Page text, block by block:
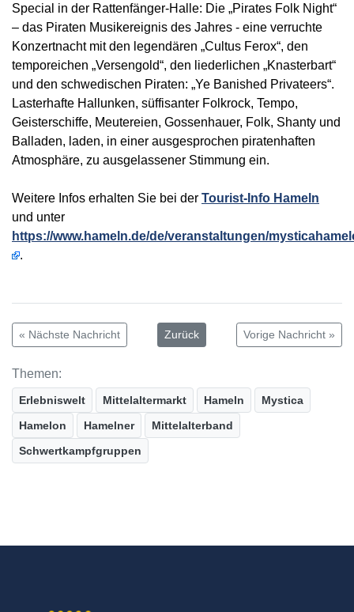
Special in der Rattenfänger-Halle: Die „Pirates Folk Night“
– das Piraten Musikereignis des Jahres - eine verruchte
Konzertnacht mit den legendären „Cultus Ferox“, den
temporeichen „Versengold“, den liederlichen „Knasterbart“
und den schwedischen Piraten: „Ye Banished Privateers“.
Lasterhafte Hallunken, süffisanter Folkrock, Tempo,
Geisterschiffe, Meutereien, Gossenhauer, Folk, Shanty und
Balladen, laden, in einer ausgesprochen piratenhaften
Atmosphäre, zu ausgelassener Stimmung ein.
Weitere Infos erhalten Sie bei der Tourist-Info Hameln
und unter
https://www.hameln.de/de/veranstaltungen/
.
« Nächste Nachricht Zurück Vorige Nachricht »
Themen:
Erlebniswelt Mittelaltermarkt Hameln
Mystica
Hamelon
Hamelner
Mittelalterband
Schwertkampfgruppen